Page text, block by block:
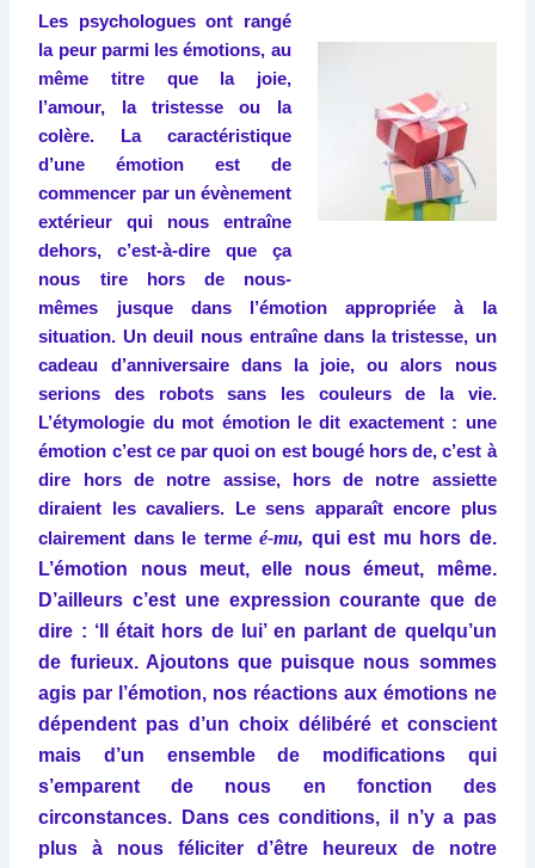
Les psychologues ont rangé
la peur parmi les émotions, au
même titre que la joie,
l’amour, la tristesse ou la
colère. La caractéristique
d’une émotion est de
commencer par un évènement
extérieur qui nous entraîne
dehors, c’est-à-dire que ça
nous tire hors de nous-
mêmes jusque dans l’émotion appropriée à la
situation. Un deuil nous entraîne dans la tristesse, un
cadeau d’anniversaire dans la joie, ou alors nous
serions des robots sans les couleurs de la vie.
L’étymologie du mot émotion le dit exactement : une
émotion c’est ce par quoi on est bougé hors de, c’est à
dire hors de notre assise, hors de notre assiette
diraient les cavaliers. Le sens apparaît encore plus
clairement dans le termeé-mu, qui est mu hors de.
L’émotion nous meut, elle nous émeut, même.
D’ailleurs c’est une expression courante que de
dire : ‘Il était hors de lui’ en parlant de quelqu’un
de furieux. Ajoutons que puisque nous sommes
agis par l’émotion, nos réactions aux émotions ne
dépendent pas d’un choix délibéré et conscient
mais d’un ensemble de modifications qui
s’emparent de nous en fonction des
circonstances. Dans ces conditions, il n’y a pas
plus à nous féliciter d’être heureux de notre